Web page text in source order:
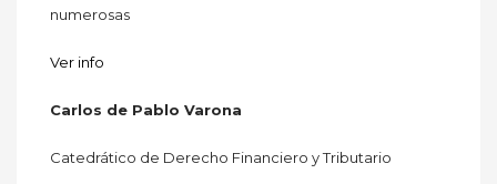
numerosas
Ver info
Carlos de Pablo Varona
Catedrático de Derecho Financiero y Tributario